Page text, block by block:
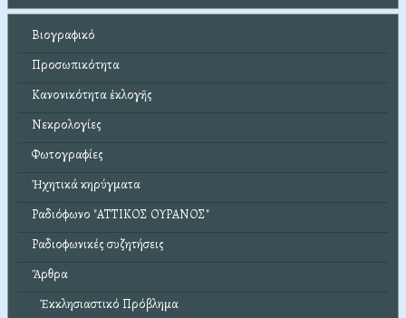
Βιογραφικό
Προσωπικότητα
Κανονικότητα ἐκλογῆς
Νεκρολογίες
Φωτογραφίες
Ἠχητικά κηρύγματα
Ραδιόφωνο "ΑΤΤΙΚΟΣ ΟΥΡΑΝΟΣ"
Ραδιοφωνικές συζητήσεις
Ἄρθρα
Ἐκκλησιαστικό Πρόβλημα